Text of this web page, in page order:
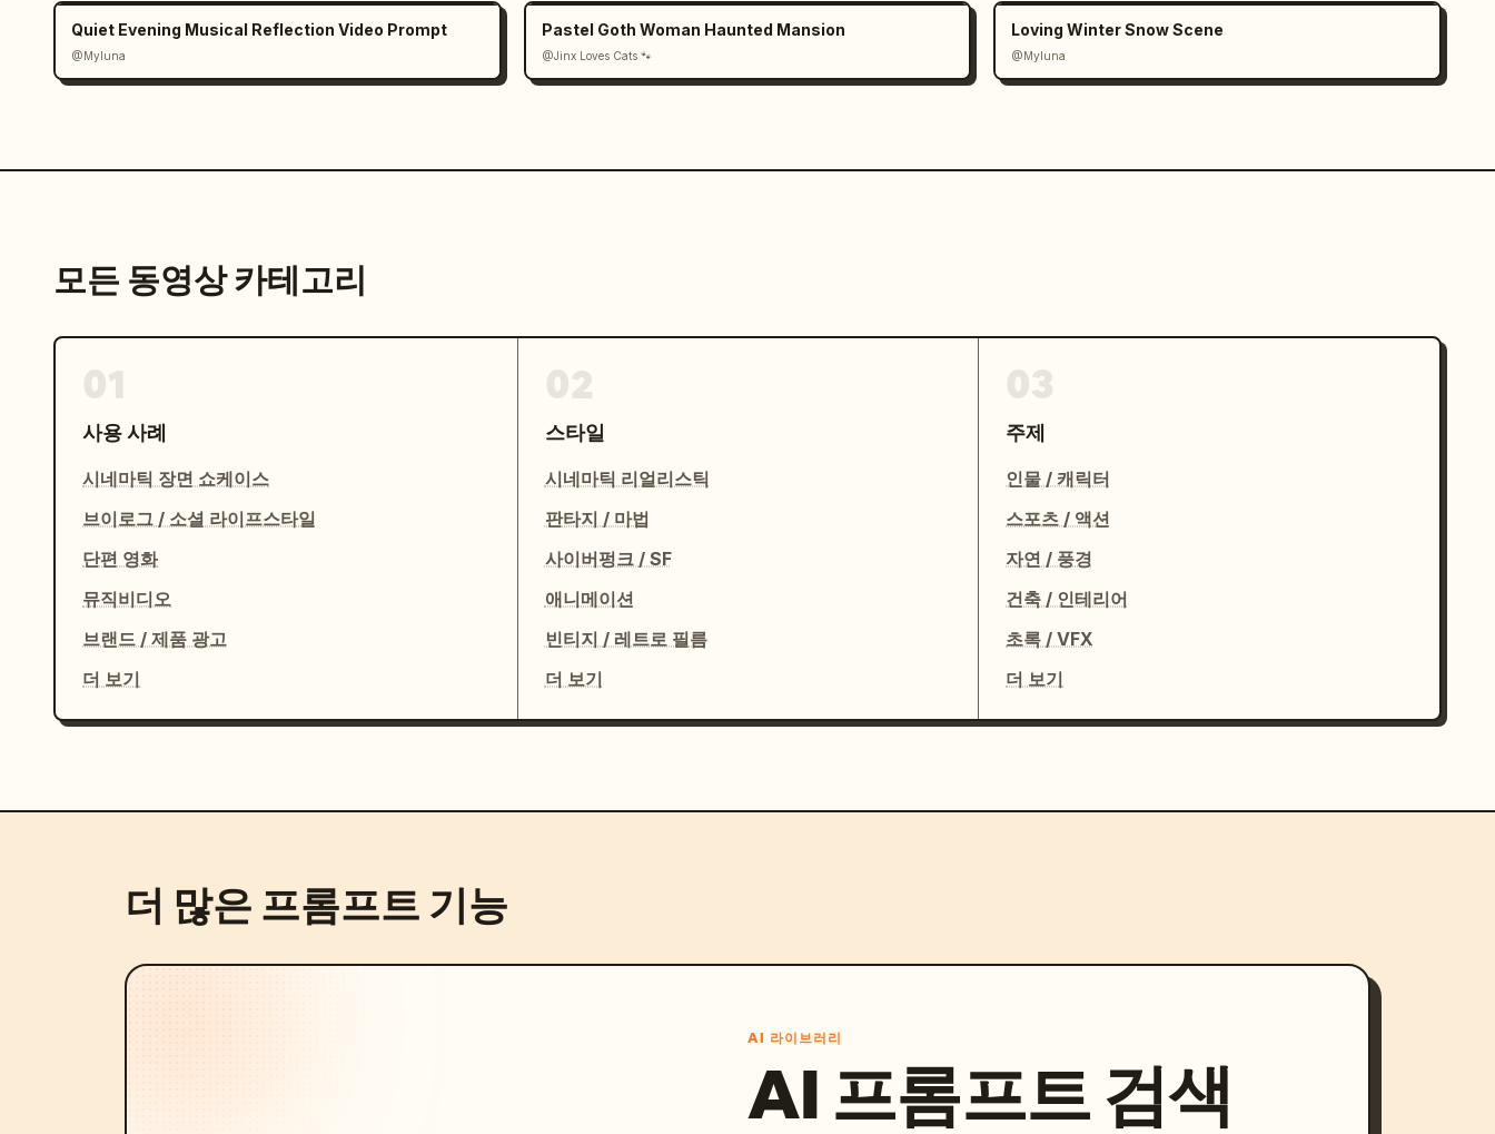
Quiet Evening Musical Reflection Video Prompt
@Myluna
Pastel Goth Woman Haunted Mansion
@Jinx Loves Cats 🐾
Loving Winter Snow Scene
@Myluna
모든 동영상 카테고리
사용 사례
시네마틱 장면 쇼케이스
브이로그 / 소셜 라이프스타일
단편 영화
뮤직비디오
브랜드 / 제품 광고
더 보기
스타일
시네마틱 리얼리스틱
판타지 / 마법
사이버펑크 / SF
애니메이션
빈티지 / 레트로 필름
더 보기
주제
인물 / 캐릭터
스포츠 / 액션
자연 / 풍경
건축 / 인테리어
초록 / VFX
더 보기
더 많은 프롬프트 기능
AI 라이브러리
AI 프롬프트 검색